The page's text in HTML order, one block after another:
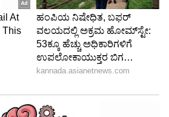
ರೆಫ್ರಿಜರೇಟರ್‌ನಲ್ಲಿ ಎಂದಿಗೂ
ಫ್ರಿಜ್ ನಲ್ಲಿಟ್ಟ ಸೀ ಫುಡ್
ವಿಷವಾಗಿ ಪರಿವರ್ತನೆಯಾಗಬಹುದು.
ವೇಗವಾಗಿ